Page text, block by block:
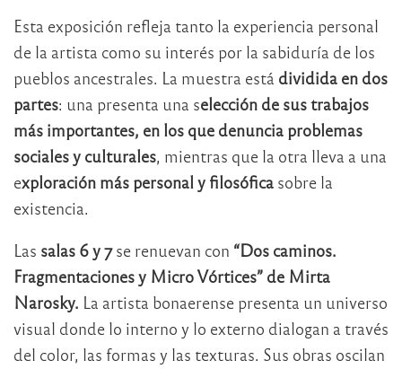
Esta exposición refleja tanto la experiencia personal
de la artista como su interés por la sabiduría de los
pueblos ancestrales. La muestra está dividida en dos
partes: una presenta una selección de sus trabajos
más importantes, en los que denuncia problemas
sociales y culturales, mientras que la otra lleva a una
exploración más personal y filosófica sobre la
existencia.
Las salas 6 y 7se renuevan con “Dos caminos.
Fragmentaciones y Micro Vórtices” de Mirta
Narosky. La artista bonaerense presenta un universo
visual donde lo interno y lo externo dialogan a través
del color, las formas y las texturas. Sus obras oscilan